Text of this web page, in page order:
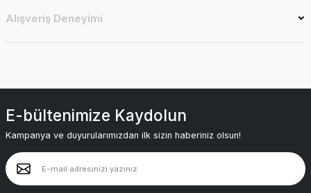
Alışveriş Deneyimi
E-bültenimize Kaydolun
Kampanya ve duyurularımızdan ilk sizin haberiniz olsun!